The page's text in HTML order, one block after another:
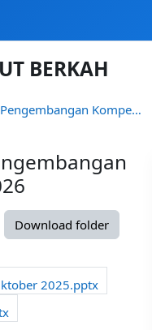
BERKAH
Kumpulan Materi Pengembangan Kompetensi 2025-2026
Download folder
2025.pptx